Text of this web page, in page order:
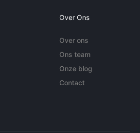
Over Ons
Over ons
Ons team
Onze blog
Contact